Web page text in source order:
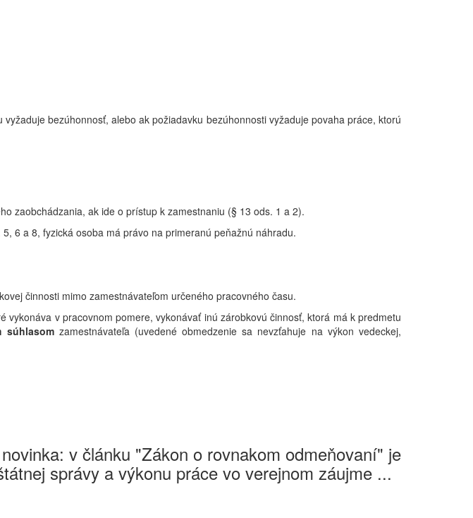
bezúhonnosť, alebo ak požiadavku bezúhonnosti vyžaduje povaha práce, ktorú
zaobchádzania, ak ide o prístup k zamestnaniu (§ 13 ods. 1 a 2).
6 a 8, fyzická osoba má právo na primeranú peňažnú náhradu.
činnosti mimo zamestnávateľom určeného pracovného času.
v pracovnom pomere, vykonávať inú zárobkovú činnosť, ktorá má k predmetu
súhlasomzamestnávateľa (uvedené obmedzenie sa nevzťahuje na výkon vedeckej,
v článku "Zákon o rovnakom odmeňovaní" je
správy a výkonu práce vo verejnom záujme ...